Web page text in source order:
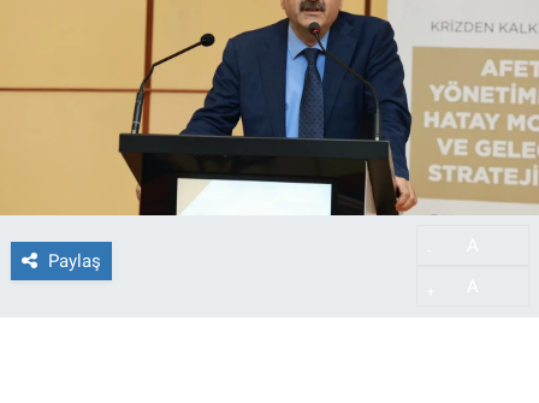
Paylaş
Son Dakika Haberleri
Haber Arşivi